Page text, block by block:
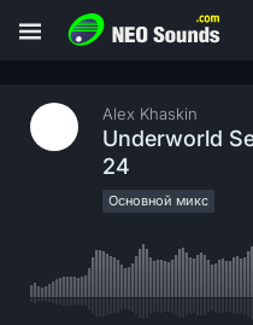
Alex Khaskin
Underworld
24
Основной микс